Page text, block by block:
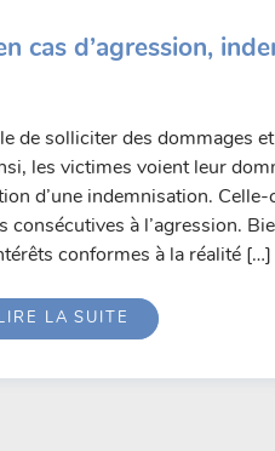
cas d’agression,
de solliciter des dommages
les victimes voient leur
d’une indemnisation.
à l’agression.
conformes à la réalité […]
LA SUITE